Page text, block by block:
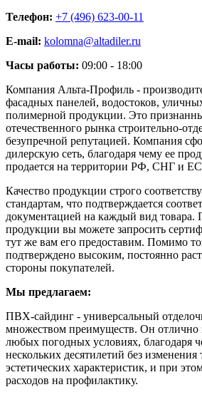
Телефон: +7 (496) 623-00-11
E-mail: kolomna@altadiler.ru
Часы работы: 09:00 - 18:00
Компания Альта-Профиль -
фасадных панелей, водостоков,
полимерной продукции. Это
отечественного рынка строительно-
безупречной репутацией. Компания
дилерскую сеть, благодаря чему ее
продается на территории РФ, СНГ и
Качество продукции строго
стандартам, что подтверждается
документацией на каждый вид
продукции вы можете запросить
тут же вам его предоставим. Помимо
подтверждено высоким, постоянно
стороны покупателей.
Мы предлагаем:
ПВХ-сайдинг - универсальный
множеством преимуществ. Он отлично
любых погодных условиях, благодаря
нескольких десятилетий без изменения
эстетических характеристик, и при
расходов на профилактику.